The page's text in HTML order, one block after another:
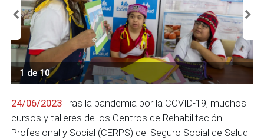
1 de 10
24/06/2023 Tras la pandemia por la COVID-19, muchos
cursos y talleres de los Centros de Rehabilitación
Profesional y Social (CERPS) del Seguro Social de Salud